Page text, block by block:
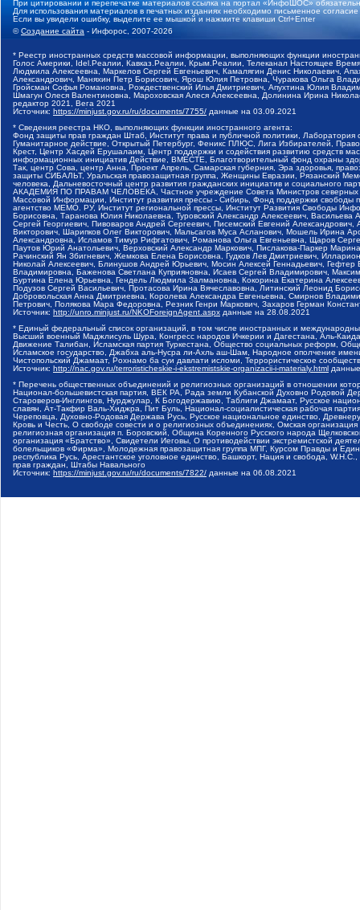
При цитировании и перепечатке материалов ссылка на портал «ИнфоШОС»
Для использования материалов в печатных изданиях необходимо письменное
Если вы увидели ошибку, выделите ее мышкой и нажмите клавиши Ctrl+Enter
©Создание сайта - Инфорос, 2007-2026
* Реестр иностранных средств массовой информации, выполняющих функции
Голос Америки, Idel.Реалии, Кавказ.Реалии, Крым.Реалии, Телеканал Настоящее
Людмила Алексеевна, Маркелов Сергей Евгеньевич, Камалягин Денис Николаевич,
Александрович, Маняхин Петр Борисович, Ярош Юлия Петровна, Чуракова Ольга
Гройсман Софья Романовна, Рождественский Илья Дмитриевич, Апухтина Юлия
Шмагун Олеся Валентиновна, Мароховская Алеся Алексеевна, Долинина Ирина
редактор 2021, Вега 2021
Источник: https://minjust.gov.ru/ru/documents/7755/ данные на 03.09.2021
* Сведения реестра НКО, выполняющих функции иностранного агента:
Фонд защиты прав граждан Штаб, Институт права и публичной политики,
Гуманитарное действие, Открытый Петербург, Феникс ПЛЮС, Лига Избирателей,
Крест, Центр Хасдей Ерушалаим, Центр поддержки и содействия развитию средств
информационных инициатив Действие, ВМЕСТЕ, Благотворительный фонд охраны
Так, центр Сова, центр Анна, Проект Апрель, Самарская губерния, Эра здоровья,
защиты СИБАЛЬТ, Уральская правозащитная группа, Женщины Евразии, Рязанский
человека, Дальневосточный центр развития гражданских инициатив и социального
АКАДЕМИЯ ПО ПРАВАМ ЧЕЛОВЕКА, Частное учреждение Совета Министров северных
Массовой Информации, Институт развития прессы - Сибирь, Фонд поддержки
агентство МЕМО. РУ, Институт региональной прессы, Институт Развития Свободы
Борисовна, Таранова Юлия Николаевна, Туровский Александр Алексеевич,
Сергей Георгиевич, Пивоваров Андрей Сергеевич, Писемский Евгений
Викторович, Шарипков Олег Викторович, Мальсагов Муса Асланович, Мошель Ирина
Александровна, Исламов Тимур Рифгатович, Романова Ольга Евгеньевна, Щаров
Паутов Юрий Анатольевич, Верховский Александр Маркович, Пислакова-Паркер
Рачинский Ян Збигневич, Жемкова Елена Борисовна, Гудков Лев Дмитриевич,
Николай Алексеевич, Блинушов Андрей Юрьевич, Мосин Алексей Геннадьевич,
Владимировна, Баженова Светлана Куприяновна, Исаев Сергей Владимирович,
Буртина Елена Юрьевна, Гендель Людмила Залмановна, Кокорина Екатерина
Подузов Сергей Васильевич, Протасова Ирина Вячеславовна, Литинский Леонид
Добровольская Анна Дмитриевна, Королева Александра Евгеньевна, Смирнов
Петрович, Полякова Мара Федоровна, Резник Генри Маркович, Захаров Герман
Источник: http://unro.minjust.ru/NKOForeignAgent.aspx данные на 28.08.2021
* Единый федеральный список организаций, в том числе иностранных и
Высший военный Маджлисуль Шура, Конгресс народов Ичкерии и Дагестана, Аль-
Движение Талибан, Исламская партия Туркестана, Общество социальных реформ,
Исламское государство, Джабха аль-Нусра ли-Ахль аш-Шам, Народное ополчение
Чистопольский Джамаат, Рохнамо ба суи давлати исломи, Террористическое
Источник: http://nac.gov.ru/terroristicheskie-i-ekstremistskie-organizacii-i-materialy.html
* Перечень общественных объединений и религиозных организаций в отношении
Национал-большевистская партия, ВЕК РА, Рада земли Кубанской Духовно Родовой
Староверов-Инглингов, Нурджулар, К Богодержавию, Таблиги Джамаат, Русское
славян, Ат-Такфир Валь-Хиджра, Пит Буль, Национал-социалистическая рабочая
Череповца, Духовно-Родовая Держава Русь, Русское национальное единство,
Кровь и Честь, О свободе совести и о религиозных объединениях, Омская
религиозная организация п. Боровский, Община Коренного Русского народа
организация «Братство», Свидетели Иеговы, О противодействии экстремистской
болельщиков «Фирма», Молодежная правозащитная группа МПГ, Курсом Правды и
республика Русь, Арестантское уголовное единство, Башкорт, Нация и свобода,
прав граждан, Штабы Навального
Источник: https://minjust.gov.ru/ru/documents/7822/ данные на 06.08.2021